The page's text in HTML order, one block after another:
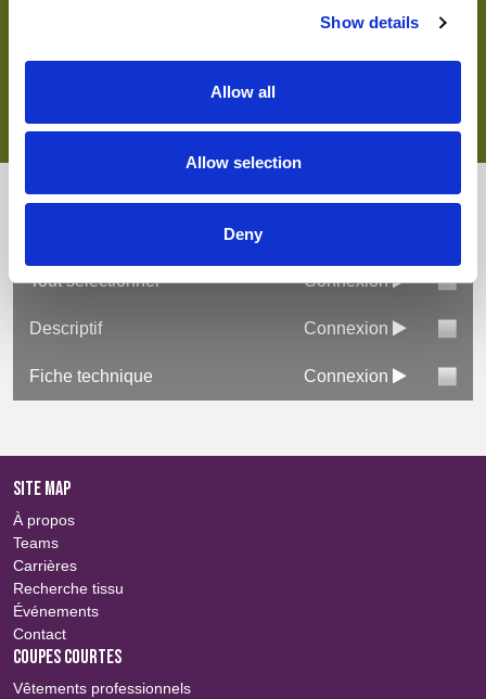
Show details
Allow all
Allow selection
Deny
caractéristiques principales et accréditations
Principales caractéristiques
Finition soin aisé
Téléchargements
Tout sélectionner Connexion
Descriptif Connexion
Fiche technique Connexion
SITE MAP
À propos
Teams
Carrières
Recherche tissu
Événements
Contact
COUPES COURTES
Vêtements professionnels